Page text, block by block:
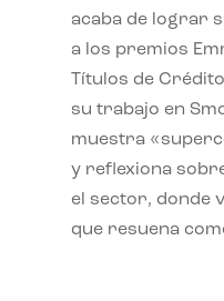
acaba de lograr
a los premios
Títulos de
su trabajo en
muestra
y reflexiona
el sector, donde
que resuena